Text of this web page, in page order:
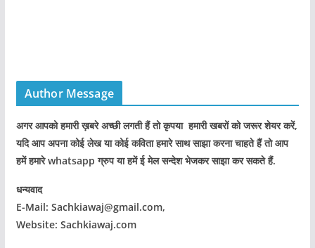
Author Message
अगर आपको हमारी ख़बरे अच्छी लगती हैं तो कृपया हमारी खबरों को जरूर शेयर करें,
यदि आप अपना कोई लेख या कोई कविता हमारे साथ साझा करना चाहते हैं तो आप
हमें हमारे whatsapp ग्रुप या हमें ई मेल सन्देश भेजकर साझा कर सकते हैं.
धन्यवाद
E-Mail: Sachkiawaj@gmail.com,
Website: Sachkiawaj.com